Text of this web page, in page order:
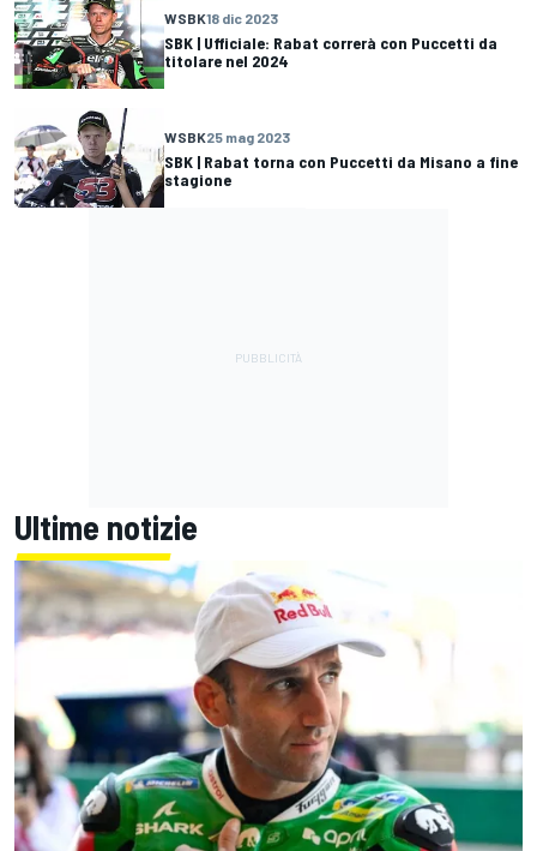
WSBK18 dic 2023
SBK | Ufficiale: Rabat correrà con Puccetti da
titolare nel 2024
WSBK25 mag 2023
SBK | Rabat torna con Puccetti da Misano a fine
stagione
Ultime notizie